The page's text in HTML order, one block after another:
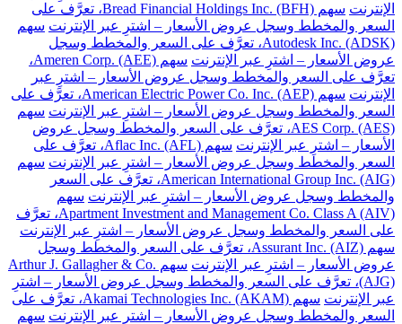
الإنترنت
سهم Bread Financial Holdings Inc. (BFH)، تعرَّف على
السعر والمخطط وسجل عروض الأسعار – اشترِ عبر الإنترنت سهم
Autodesk Inc. (ADSK)، تعرَّف على السعر والمخطط وسجل
عروض الأسعار – اشترِ عبر الإنترنت
سهم Ameren Corp. (AEE)،
تعرَّف على السعر والمخطط وسجل عروض الأسعار – اشترِ عبر
الإنترنت
سهم American Electric Power Co. Inc. (AEP)، تعرَّف على
السعر والمخطط وسجل عروض الأسعار – اشترِ عبر الإنترنت سهم
AES Corp. (AES)، تعرَّف على السعر والمخطط وسجل عروض
الأسعار – اشترِ عبر الإنترنت
سهم Aflac Inc. (AFL)، تعرَّف على
السعر والمخطط وسجل عروض الأسعار – اشترِ عبر الإنترنت سهم
American International Group Inc. (AIG)، تعرَّف على السعر
والمخطط وسجل عروض الأسعار – اشترِ عبر الإنترنت سهم
Apartment Investment and Management Co. Class A (AIV)، تعرَّف
على السعر والمخطط وسجل عروض الأسعار – اشترِ عبر الإنترنت
سهم Assurant Inc. (AIZ)، تعرَّف على السعر والمخطط وسجل
عروض الأسعار – اشترِ عبر الإنترنت
سهم Arthur J. Gallagher & Co.
(AJG)، تعرَّف على السعر والمخطط وسجل عروض الأسعار – اشترِ
عبر الإنترنت
سهم Akamai Technologies Inc. (AKAM)، تعرَّف على
السعر والمخطط وسجل عروض الأسعار – اشترِ عبر الإنترنت سهم